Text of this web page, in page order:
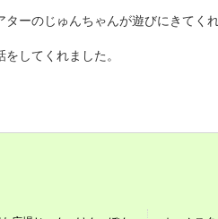
ターのじゅんちゃんが遊びにきてく
をしてくれました。